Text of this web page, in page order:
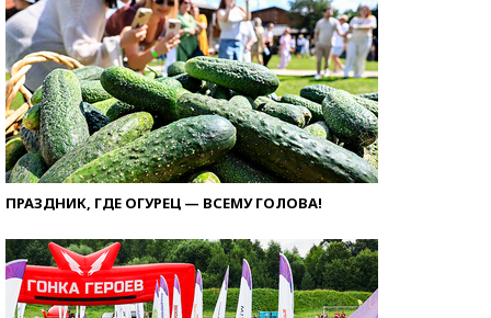
ПРАЗДНИК, ГДЕ ОГУРЕЦ — ВСЕМУ ГОЛОВА!